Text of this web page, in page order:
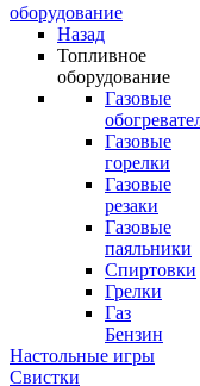
оборудование
Назад
Топливное
оборудование
Газовые
Газовые
горелки
Газовые
резаки
Газовые
паяльники
Спиртовки
Грелки
Газ
Бензин
Настольные игры
Свистки